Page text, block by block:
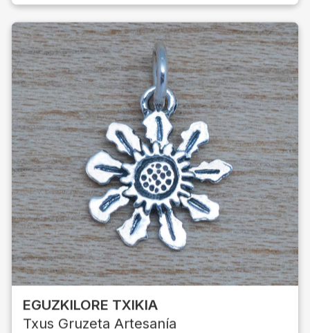
EGUZKILORE TXIKIA
Txus Gruzeta Artesanía